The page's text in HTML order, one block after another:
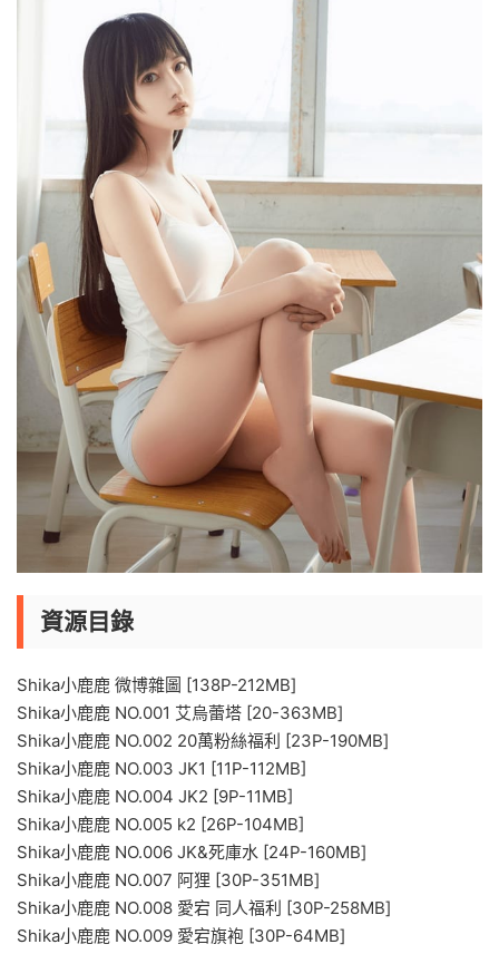
資源目錄
Shika小鹿鹿 微博雜圖 [138P-212MB]
Shika小鹿鹿 NO.001 艾烏蕾塔 [20-363MB]
Shika小鹿鹿 NO.002 20萬粉絲福利 [23P-190MB]
Shika小鹿鹿 NO.003 JK1 [11P-112MB]
Shika小鹿鹿 NO.004 JK2 [9P-11MB]
Shika小鹿鹿 NO.005 k2 [26P-104MB]
Shika小鹿鹿 NO.006 JK&死庫水 [24P-160MB]
Shika小鹿鹿 NO.007 阿狸 [30P-351MB]
Shika小鹿鹿 NO.008 愛宕 同人福利 [30P-258MB]
Shika小鹿鹿 NO.009 愛宕旗袍 [30P-64MB]